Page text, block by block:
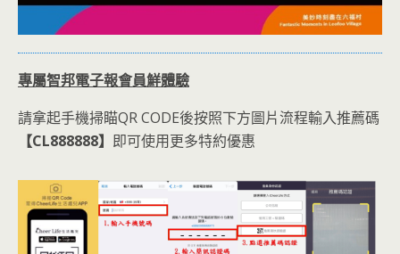
專屬智邦電子報會員鮮體驗
請拿起手機掃瞄QR CODE後按照下方圖片流程輸入推薦碼
【CL888888】 即可使用更多特約優惠